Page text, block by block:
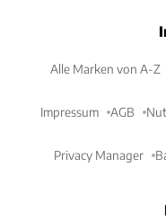
Alle Marken von A-Z
Impressum AGB
Privacy Manager